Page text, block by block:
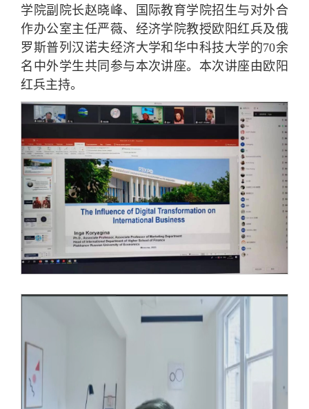
学院副院长赵晓峰、国际教育学院招生与对外合
作办公室主任严薇、经济学院教授欧阳红兵及俄
罗斯普列汉诺夫经济大学和华中科技大学的70余
名中外学生共同参与本次讲座。本次讲座由欧阳
红兵主持。